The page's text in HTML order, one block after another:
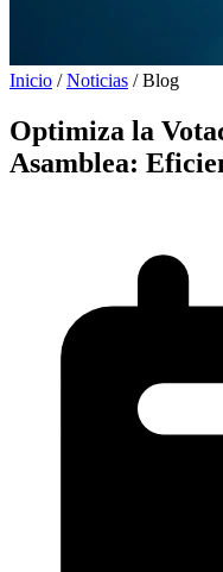
Inicio / Noticias / Blog
Optimiza la
Asamblea: